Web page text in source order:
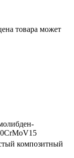
товара может
композитный